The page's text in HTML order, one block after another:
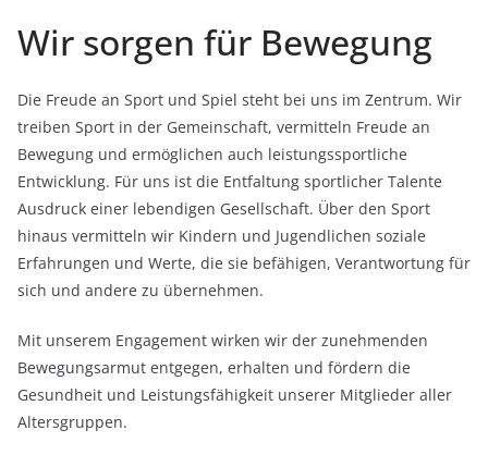
Wir sorgen für Bewegung
Die Freude an Sport und Spiel steht bei uns im Zentrum. Wir
treiben Sport in der Gemeinschaft, vermitteln Freude an
Bewegung und ermöglichen auch leistungssportliche
Entwicklung. Für uns ist die Entfaltung sportlicher Talente
Ausdruck einer lebendigen Gesellschaft. Über den Sport
hinaus vermitteln wir Kindern und Jugendlichen soziale
Erfahrungen und Werte, die sie befähigen, Verantwortung für
sich und andere zu übernehmen.
Mit unserem Engagement wirken wir der zunehmenden
Bewegungsarmut entgegen, erhalten und fördern die
Gesundheit und Leistungsfähigkeit unserer Mitglieder aller
Altersgruppen.